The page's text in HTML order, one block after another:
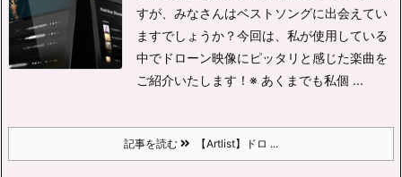
すが、みなさんはベストソングに出会えてい
ますでしょうか？今回は、私が使用している
中でドローン映像にピッタリと感じた楽曲を
ご紹介いたします！ ※ あくまでも私個 ...
記事を読む 【Artlist】ドロ ...